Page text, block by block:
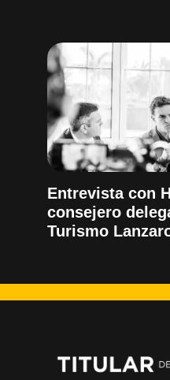
Entrevista con
consejero
Turismo